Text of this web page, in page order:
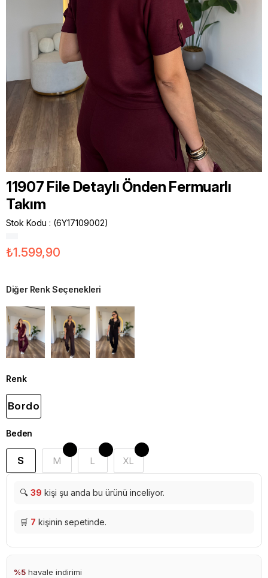
11907 File Detaylı Önden Fermuarlı
Takım
Stok Kodu (6Y17109002)
₺1.599,90
Diğer Renk Seçenekleri
Renk
Bordo
Beden
S M L XL
🔍 39 kişi şu anda bu ürünü inceliyor.
🛒 7 kişinin sepetinde.
%5 havale indirimi